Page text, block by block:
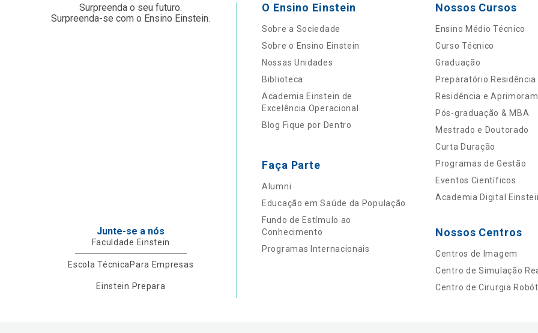
Surpreenda o seu futuro.
Surpreenda-se com o Ensino Einstein.
Junte-se a nós
Faculdade Einstein
Escola TécnicaPara Empresas
Einstein Prepara
O Ensino Einstein
Sobre a Sociedade
Sobre o Ensino Einstein
Nossas Unidades
Biblioteca
Academia Einstein de
Excelência Operacional
Blog Fique por Dentro
Faça Parte
Alumni
Educação em Saúde da População
Fundo de Estímulo ao
Conhecimento
Programas Internacionais
Nossos Cursos
Ensino Médio Técnico
Curso Técnico
Graduação
Preparatório Residência
Residência e
Pós-graduação & MBA
Mestrado e Doutorado
Curta Duração
Programas de Gestão
Eventos Científicos
Academia Digital
Nossos Centros
Centros de Imagem
Centro de Simulação
Centro de Cirurgia